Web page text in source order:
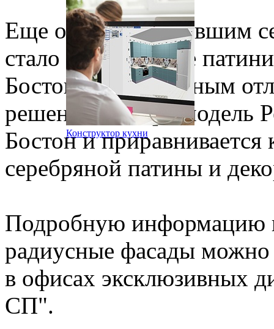
Конструктор кухни
Еще одним вступившим
стало объединение
Бостон, единственным
решение. Теперь модель
Бостон и
серебряной патины и
Подробную информацию
радиусные фасады
в офисах эксклюзивных
СП".